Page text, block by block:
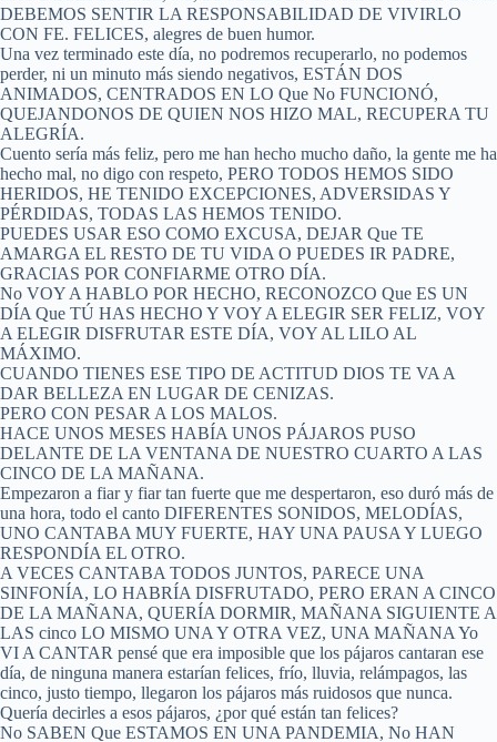
DEBEMOS SENTIR LA RESPONSABILIDAD DE VIVIRLO
CON FE. FELICES, alegres de buen humor.
Una vez terminado este día, no podremos recuperarlo, no podemos
perder, ni un minuto más siendo negativos, ESTÁN DOS
ANIMADOS, CENTRADOS EN LO Que No FUNCIONÓ,
QUEJANDONOS DE QUIEN NOS HIZO MAL, RECUPERA TU
ALEGRÍA.
Cuento sería más feliz, pero me han hecho mucho daño, la gente me ha
hecho mal, no digo con respeto, PERO TODOS HEMOS SIDO
HERIDOS, HE TENIDO EXCEPCIONES, ADVERSIDAS Y
PÉRDIDAS, TODAS LAS HEMOS TENIDO.
PUEDES USAR ESO COMO EXCUSA, DEJAR Que TE
AMARGA EL RESTO DE TU VIDA O PUEDES IR PADRE,
GRACIAS POR CONFIARME OTRO DÍA.
No VOY A HABLO POR HECHO, RECONOZCO Que ES UN
DÍA Que TÚ HAS HECHO Y VOY A ELEGIR SER FELIZ, VOY
A ELEGIR DISFRUTAR ESTE DÍA, VOY AL LILO AL
MÁXIMO.
CUANDO TIENES ESE TIPO DE ACTITUD DIOS TE VA A
DAR BELLEZA EN LUGAR DE CENIZAS.
PERO CON PESAR A LOS MALOS.
HACE UNOS MESES HABÍA UNOS PÁJAROS PUSO
DELANTE DE LA VENTANA DE NUESTRO CUARTO A LAS
CINCO DE LA MAÑANA.
Empezaron a fiar y fiar tan fuerte que me despertaron, eso duró más de
una hora, todo el canto DIFERENTES SONIDOS, MELODÍAS,
UNO CANTABA MUY FUERTE, HAY UNA PAUSA Y LUEGO
RESPONDÍA EL OTRO.
A VECES CANTABA TODOS JUNTOS, PARECE UNA
SINFONÍA, LO HABRÍA DISFRUTADO, PERO ERAN A CINCO
DE LA MAÑANA, QUERÍA DORMIR, MAÑANA SIGUIENTE A
LAS cinco LO MISMO UNA Y OTRA VEZ, UNA MAÑANA Yo
VI A CANTAR pensé que era imposible que los pájaros cantaran ese
día, de ninguna manera estarían felices, frío, lluvia, relámpagos, las
cinco, justo tiempo, llegaron los pájaros más ruidosos que nunca.
Quería decirles a esos pájaros, ¿por qué están tan felices?
No SABEN Que ESTAMOS EN UNA PANDEMIA, No HAN